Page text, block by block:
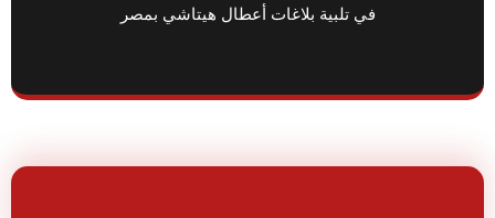
في تلبية بلاغات أعطال هيتاشي بمصر